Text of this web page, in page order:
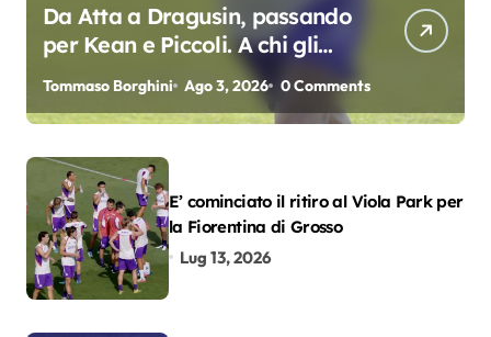
Da Atta a Dragusin, passando
per Kean e Piccoli. A chi gli
oscar del precampionato?
Tommaso Borghini Ago 3, 2026 0 Comments
E’ cominciato il ritiro al Viola Park per
la Fiorentina di Grosso
Lug 13, 2026